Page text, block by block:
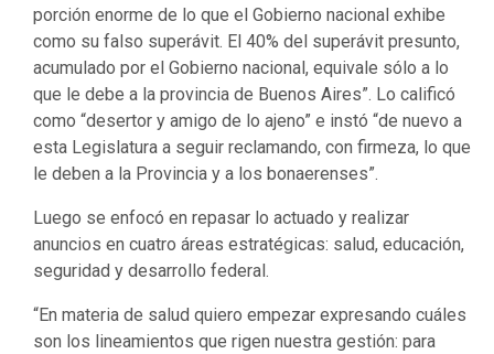
porción enorme de lo que el Gobierno nacional exhibe
como su falso superávit. El 40% del superávit presunto,
acumulado por el Gobierno nacional, equivale sólo a lo
que le debe a la provincia de Buenos Aires”. Lo calificó
como “desertor y amigo de lo ajeno” e instó “de nuevo a
esta Legislatura a seguir reclamando, con firmeza, lo que
le deben a la Provincia y a los bonaerenses”.
Luego se enfocó en repasar lo actuado y realizar
anuncios en cuatro áreas estratégicas: salud, educación,
seguridad y desarrollo federal.
“En materia de salud quiero empezar expresando cuáles
son los lineamientos que rigen nuestra gestión: para